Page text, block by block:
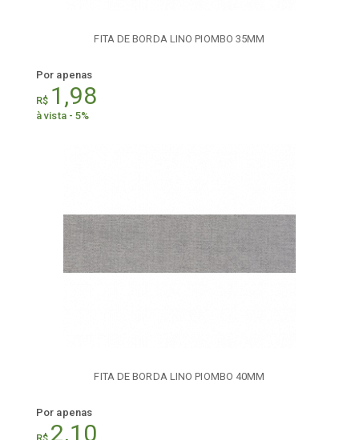
FITA DE BORDA LINO PIOMBO 35MM
Por apenas
R$ 1,98
à vista - 5%
FITA DE BORDA LINO PIOMBO 40MM
Por apenas
2,10